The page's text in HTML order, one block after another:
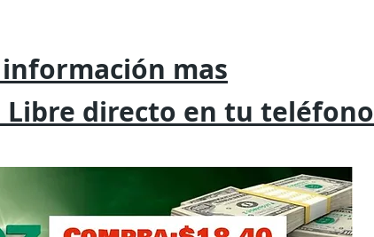
información mas
Libre directo en tu teléfono